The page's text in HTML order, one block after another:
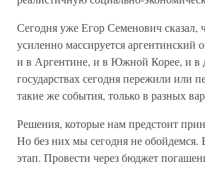
Сегодня уже Егор Семенович сказал,
усиленно массируется аргентинский
и в Аргентине, и в Южной Корее, и в
государствах сегодня пережили или
такие же события, только в разных
Решения, которые нам предстоит
Но без них мы сегодня не обойдемся.
этап. Провести через бюджет